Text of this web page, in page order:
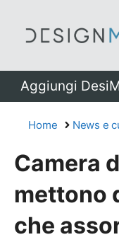
Aggiungi
Home News e
Camera
mettono
che